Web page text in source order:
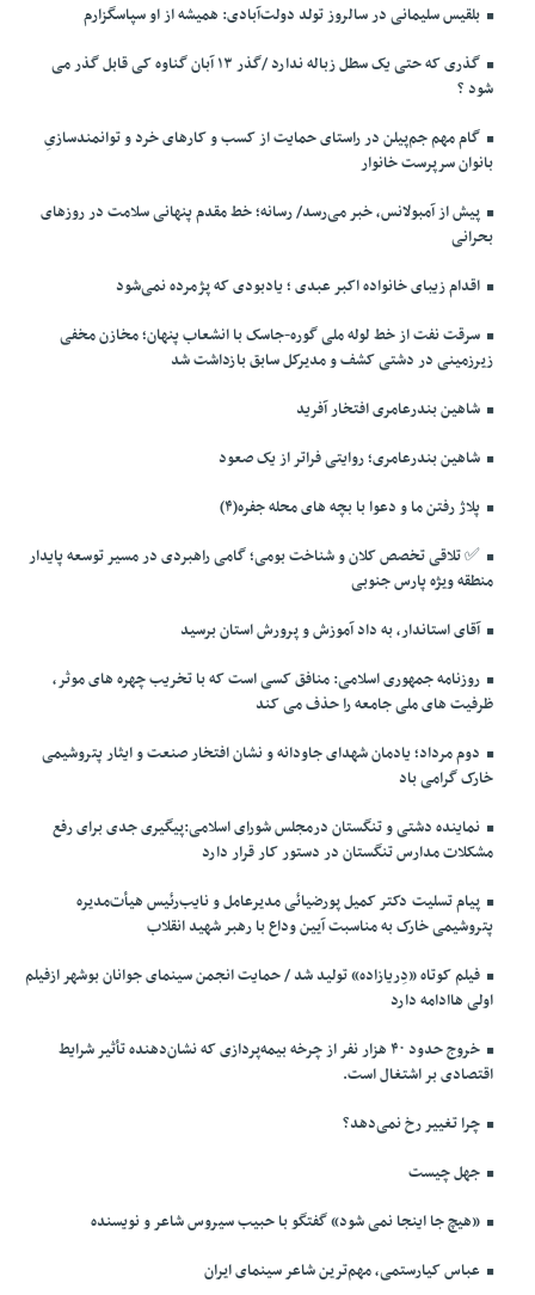
بلقیس سلیمانی در سالروز تولد دولت‌آبادی: همیشه از او سپاسگزارم
گذری که حتی یک سطل زباله ندارد /گذر ۱۳ آبان گناوه کی قابل گذر می
شود ؟
گام مهم جم‌پیلن در راستای حمایت از کسب و کارهای خرد و توانمندسازیِ
بانوان سرپرست خانوار
پیش از آمبولانس، خبر می‌رسد/ رسانه؛ خط مقدم پنهانی سلامت در روزهای
بحرانی
اقدام زیبای خانواده اکبر عبدی ؛ یادبودی که پژمرده نمی‌شود
سرقت نفت از خط لوله ملی گوره-جاسک با انشعاب پنهان؛ مخازن مخفی
زیرزمینی در دشتی کشف و مدیرکل سابق بازداشت شد
شاهین بندرعامری افتخار آفرید
شاهین بندرعامری؛ روایتی فراتر از یک صعود
پلاژ رفتن ما و دعوا با بچه های محله جفره(۴)
✅️ تلاقی تخصص کلان و شناخت بومی؛ گامی راهبردی در مسیر توسعه پایدار
منطقه ویژه پارس جنوبی
آقای استاندار، به داد آموزش و پرورش استان برسید
روزنامه جمهوری اسلامی: منافق کسی است که با تخریب چهره های موثر،
ظرفیت های ملی جامعه را حذف می کند
دوم مرداد؛ یادمان شهدای جاودانه و نشان افتخار صنعت و ایثار پتروشیمی
خارک گرامی باد
نماینده دشتی و تنگستان درمجلس شورای اسلامی:پیگیری جدی برای رفع
مشکلات مدارس تنگستان در دستور کار قرار دارد
پیام تسلیت دکتر کمیل پورضیائی مدیرعامل و نایب‌رئیس هیأت‌مدیره
پتروشیمی خارک به مناسبت آیین وداع با رهبر شهید انقلاب
فیلم کوتاه «دِریازاده» تولید شد / حمایت انجمن سینمای جوانان بوشهر ازفیلم
اولی هاادامه دارد
خروج حدود ۴۰ هزار نفر از چرخه بیمه‌پردازی که نشان‌دهنده تأثیر شرایط
اقتصادی بر اشتغال است.
چرا تغییر رخ نمی‌دهد؟
جهل چیست
«هیچ جا اینجا نمی شود» گفتگو با حبیب سیروس شاعر و نویسنده
عباس کیارستمی، مهم‌ترین شاعر سینمای ایران